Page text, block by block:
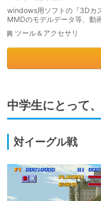
windows用ソフトの『3Dカ
MMDのモデルデータ等、動
ツール＆アクセサリ
中学生にとって
対イーグル戦